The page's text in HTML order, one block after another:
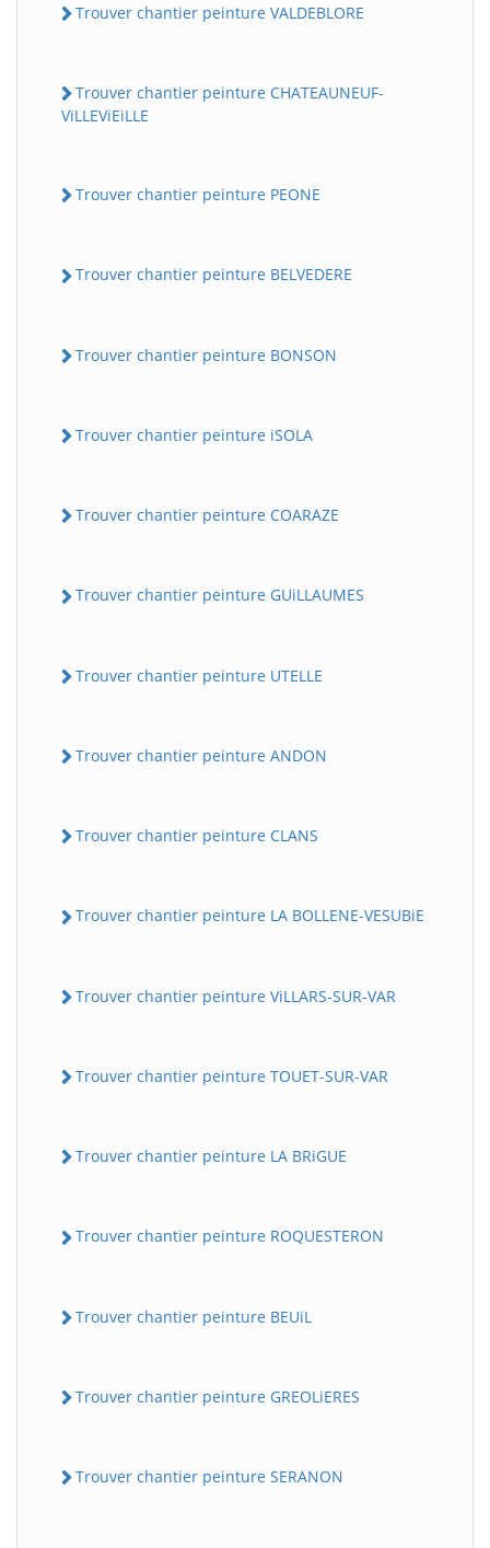
Trouver chantier peinture VALDEBLORE
Trouver chantier peinture CHATEAUNEUF-
ViLLEViEiLLE
Trouver chantier peinture PEONE
Trouver chantier peinture BELVEDERE
Trouver chantier peinture BONSON
Trouver chantier peinture iSOLA
Trouver chantier peinture COARAZE
Trouver chantier peinture GUiLLAUMES
Trouver chantier peinture UTELLE
Trouver chantier peinture ANDON
Trouver chantier peinture CLANS
Trouver chantier peinture LA BOLLENE-VESUBiE
Trouver chantier peinture ViLLARS-SUR-VAR
Trouver chantier peinture TOUET-SUR-VAR
Trouver chantier peinture LA BRiGUE
Trouver chantier peinture ROQUESTERON
Trouver chantier peinture BEUiL
Trouver chantier peinture GREOLiERES
Trouver chantier peinture SERANON